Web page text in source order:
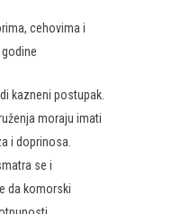
cehovima i
kazneni postupak.
moraju imati
i doprinosa.
se i
da komorski